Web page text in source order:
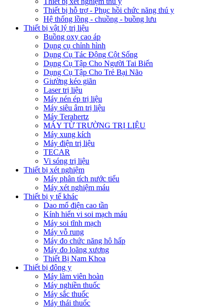
Thiết bị hỗ trợ - Phục hồi chức năng thú y
Hệ thống lồng - chuồng - buồng lưu
Thiết bị vật lý trị liệu
Buồng oxy cao áp
Dụng cụ chỉnh hình
Dụng Cụ Tác Động Cột Sống
Dụng Cụ Tập Cho Người Tai Biến
Dụng Cụ Tập Cho Trẻ Bại Não
Giường kéo giãn
Laser trị liệu
Máy nén ép trị liệu
Máy siêu âm trị liệu
Máy Terahertz
MÁY TỪ TRƯỜNG TRỊ LIỆU
Máy xung kích
Máy điện trị liệu
TECAR
Vi sóng trị liệu
Thiết bị xét nghiệm
Máy phân tích nước tiểu
Máy xét nghiệm máu
Thiết bị y tế khác
Dao mổ điện cao tần
Kính hiển vi soi mạch máu
Máy soi tĩnh mạch
Máy vỗ rung
Máy đo chức năng hô hấp
Máy đo loãng xương
Thiết Bị Nam Khoa
Thiết bị đông y
Máy làm viên hoàn
Máy nghiền thuốc
Máy sắc thuốc
Máy thái thuốc